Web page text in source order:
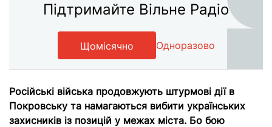
Підтримайте Вільне Радіо
Щомісячно Одноразово
Російські війська продовжують штурмові дії в
Покровську та намагаються вибити українських
захисників із позицій у межах міста. Бо бою